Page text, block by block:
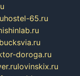
hostel-65.ru
doroga.ru
lovinskix.ru